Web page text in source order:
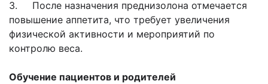
3. После назначения преднизолона отмечается
повышение аппетита, что требует увеличения
физической активности и мероприятий по
контролю веса.
Обучение пациентов и родителей